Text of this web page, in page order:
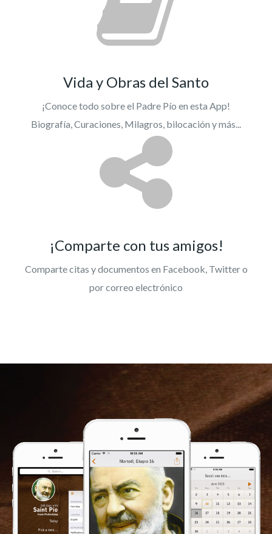
Vida y Obras del Santo
¡Conoce todo sobre el Padre Pío en esta App!
Biografía, Curaciones, Milagros, bilocación y más...
¡Comparte con tus amigos!
Comparte citas y documentos en Facebook, Twitter o
por correo electrónico